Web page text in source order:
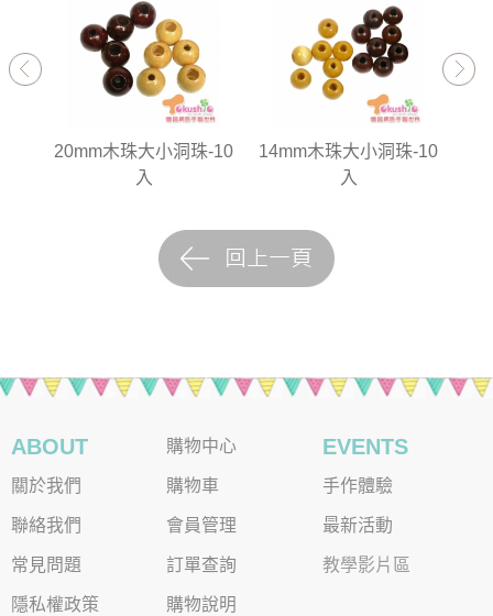
20mm木珠大小洞珠-10
入
14mm木珠大小洞珠-10
入
ABOUT
關於我們
聯絡我們
常見問題
隱私權政策
購物中心
購物車
會員管理
訂單查詢
購物說明
EVENTS
手作體驗
最新活動
教學影片區